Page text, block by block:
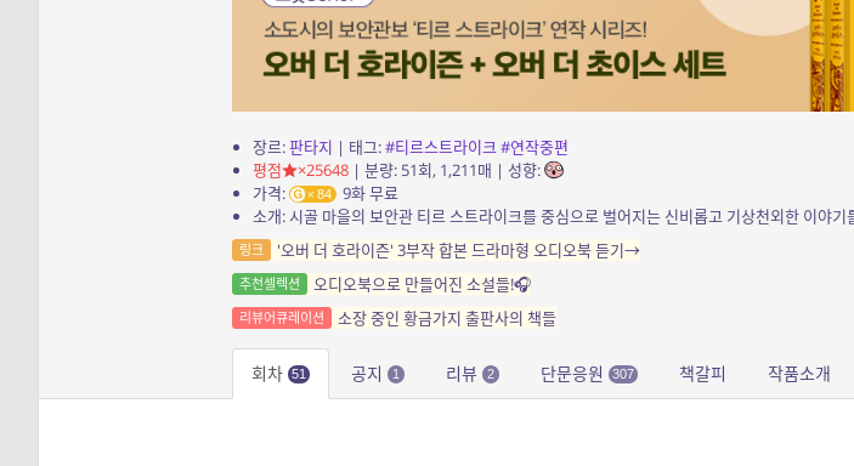
장르:판타지 | 태그:#티르스트라이크#연작중편
평점
×25648| 분량: 51회, 1,211매 | 성향:
가격:
84
9화 무료
링크 '오버 더 호라이즌' 3부작 합본 드라마형 오디오북 듣기→
추천셀렉션 오디오북으로 만들어진 소설들!🎧
리뷰어큐레이션 소장 중인 황금가지 출판사의 책들
회차 51 공지 1 리뷰 2 단문응원 307 책갈피 작품소개